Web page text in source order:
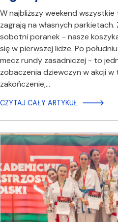
W najbliższy weekend
zagrają na własnych
sobotni poranek - nasze
się w pierwszej lidze. Po
mecz rundy zasadniczej - to
zobaczenia dziewczyn w akcji w
zakończenie,…
CZYTAJ CAŁY ARTYKUŁ